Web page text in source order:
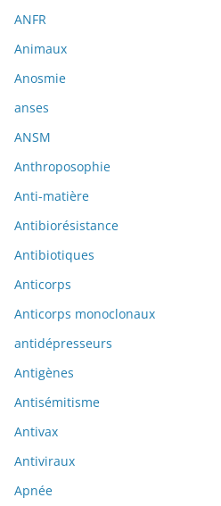
ANFR
Animaux
Anosmie
anses
ANSM
Anthroposophie
Anti-matière
Antibiorésistance
Antibiotiques
Anticorps
Anticorps monoclonaux
antidépresseurs
Antigènes
Antisémitisme
Antivax
Antiviraux
Apnée